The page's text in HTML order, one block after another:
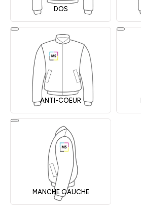
DOS
ANTI-COEUR
MANCHE GAUCHE